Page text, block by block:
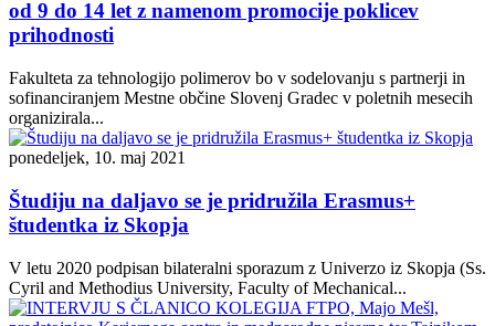
od 9 do 14 let z namenom promocije poklicev
prihodnosti
Fakulteta za tehnologijo polimerov bo v sodelovanju s partnerji in
sofinanciranjem Mestne občine Slovenj Gradec v poletnih mesecih
organizirala...
ponedeljek, 10. maj 2021
Študiju na daljavo se je pridružila Erasmus+
študentka iz Skopja
V letu 2020 podpisan bilateralni sporazum z Univerzo iz Skopja (Ss.
Cyril and Methodius University, Faculty of Mechanical...